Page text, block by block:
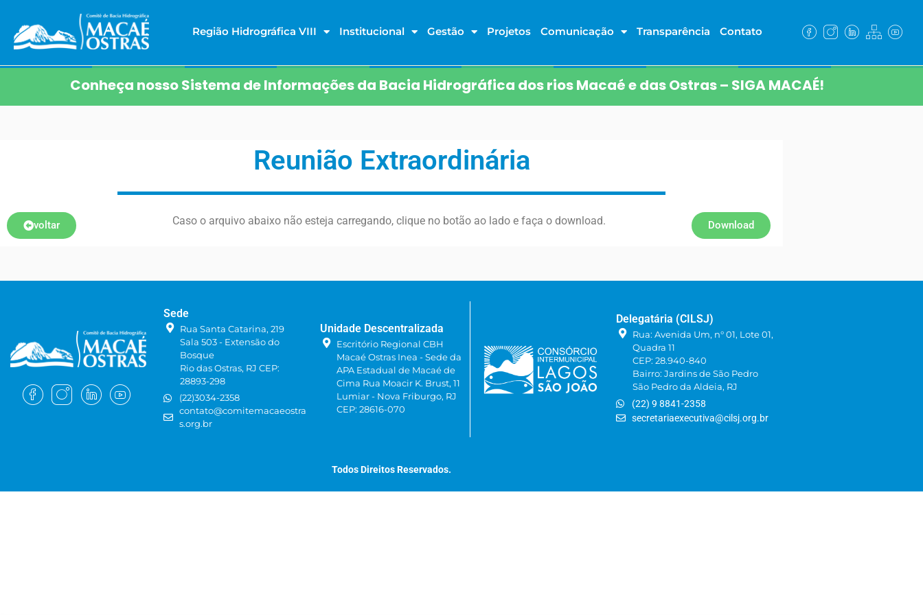
Região Hidrográfica VIII Institucional Gestão Projetos Comunicação Transparência Contato
Conheça nosso Sistema de Informações da Bacia Hidrográfica dos rios Macaé e das Ostras – SIGA MACAÉ!
Reunião Extraordinária
voltar Caso o arquivo abaixo não esteja carregando, clique no botão ao lado e faça o download. Download
Sede
Rua Santa Catarina, 219
Sala 503 - Extensão do
Bosque
Rio das Ostras, RJ CEP:
28893-298
(22)3034-2358
contato@comitemacaeostra
s.org.br
Unidade Descentralizada
Escritório Regional CBH
Macaé Ostras Inea - Sede da
APA Estadual de Macaé de
Cima Rua Moacir K. Brust, 11
Lumiar - Nova Friburgo, RJ
CEP: 28616-070
Delegatária (CILSJ)
Rua: Avenida Um, n° 01, Lote 01,
Quadra 11
CEP: 28.940-840
Bairro: Jardins de São Pedro
São Pedro da Aldeia, RJ
(22) 9 8841-2358
secretariaexecutiva@cilsj.org.br
Todos Direitos Reservados.